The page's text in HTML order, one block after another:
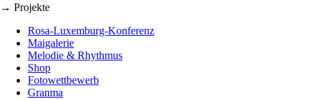
→ Projekte
Rosa-Luxemburg-Konferenz
Maigalerie
Melodie & Rhythmus
Shop
Fotowettbewerb
Granma